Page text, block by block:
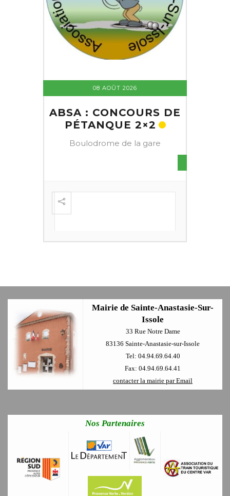
08 AOÛT 2026
ABSA : CONCOURS DE
PÉTANQUE 2×2
Boulodrome de la gare
Mairie de Sainte-Anastasie-Sur-
Issole
33 Rue Notre Dame
83136 Sainte-Anastasie-sur-Issole
Tel: 04.94.69.64.40
Fax: 04.94.69.64.41
contacter la mairie par Email
Nos Partenaires